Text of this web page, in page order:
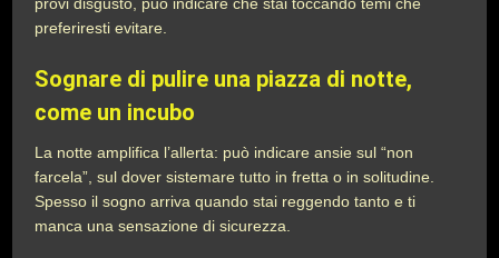
preferiresti evitare.
Sognare di pulire una piazza di notte,
come un incubo
La notte amplifica l’allerta: può indicare ansie sul “non
farcela”, sul dover sistemare tutto in fretta o in solitudine.
Spesso il sogno arriva quando stai reggendo tanto e ti
manca una sensazione di sicurezza.